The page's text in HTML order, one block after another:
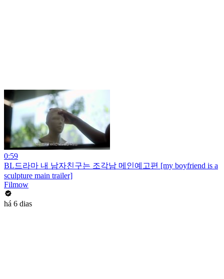
0:59
BL드라마 내 남자친구는 조각남 메인예고편 [my boyfriend is a
sculpture main trailer]
Filmow
há 6 dias